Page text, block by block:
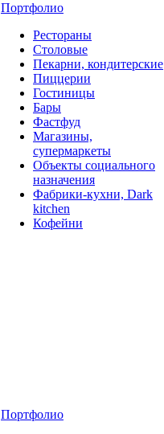
Портфолио
Рестораны
Столовые
Пекарни, кондитерские
Пиццерии
Гостиницы
Бары
Фастфуд
Магазины,
супермаркеты
Объекты социального
назначения
Фабрики-кухни, Dark
kitchen
Кофейни
Портфолио